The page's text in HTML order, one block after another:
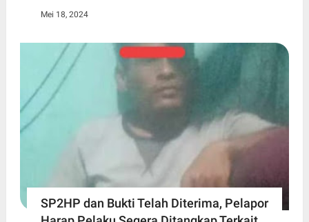
Mei 18, 2024
SP2HP dan Bukti Telah Diterima, Pelapor